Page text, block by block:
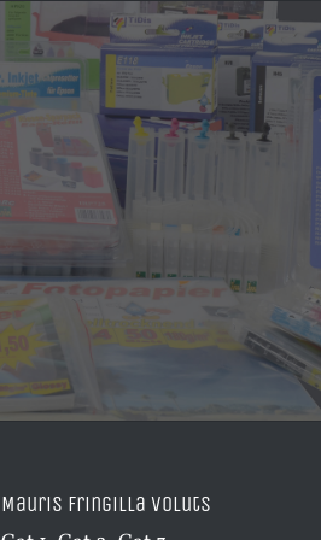
Mauris Fringilla Voluts